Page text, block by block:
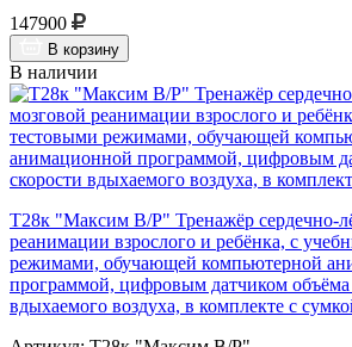
147900
В корзину
В наличии
Т28к "Максим В/Р" Тренажёр сердечно-
реанимации взрослого и ребёнка, с
режимами, обучающей компьютерной
программой, цифровым датчиком объёма
вдыхаемого воздуха, в комплекте с